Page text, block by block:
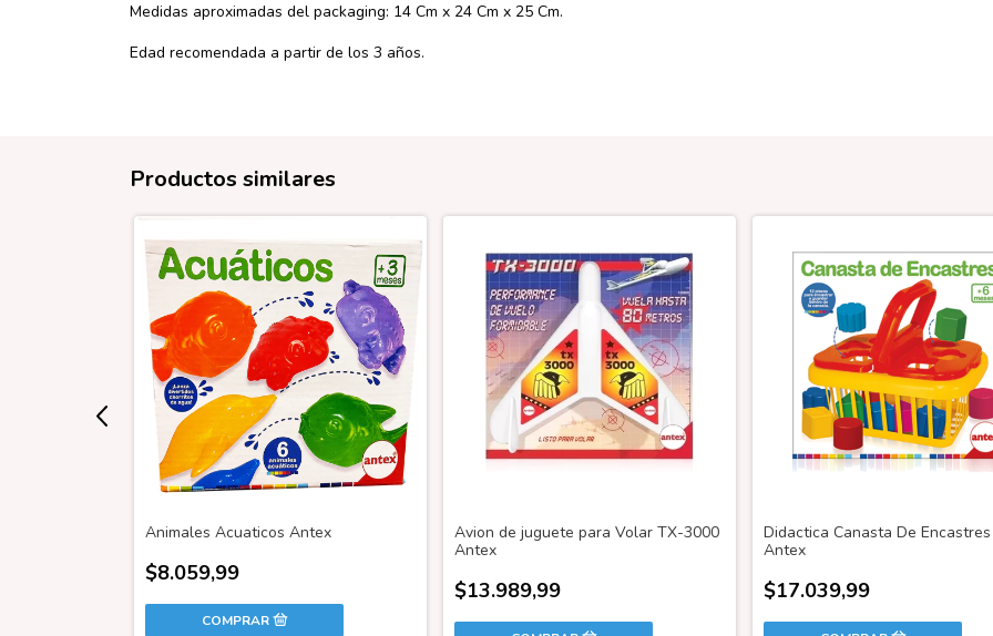
Medidas aproximadas del packaging: 14 Cm x 24 Cm x 25 Cm.
Edad recomendada a partir de los 3 años.
Productos similares
Animales Acuaticos Antex
$8.059,99
Avion de juguete para Volar TX-3000
Antex
$13.989,99
Didactica Canasta De Encastres
Antex
$17.039,99